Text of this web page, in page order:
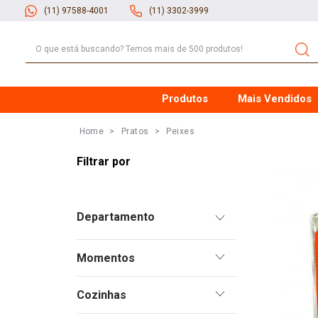
(11) 97588-4001 (11) 3302-3999
Produtos Mais Vendidos
Pratos Peixes
Molhos
Especialidades
Cozinhas
Momentos